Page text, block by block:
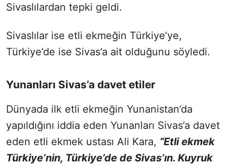
Sivaslılardan tepki geldi.
Sivaslılar ise etli ekmeğin Türkiye’ye,
Türkiye’de ise Sivas’a ait olduğunu söyledi.
Yunanları Sivas’a davet etiler
Dünyada ilk etli ekmeğin Yunanistan’da
yapıldığını iddia eden Yunanları Sivas’a davet
eden etli ekmek ustası Ali Kara, “Etli ekmek
Türkiye’nin, Türkiye’de de Sivas’ın. Kuyruk